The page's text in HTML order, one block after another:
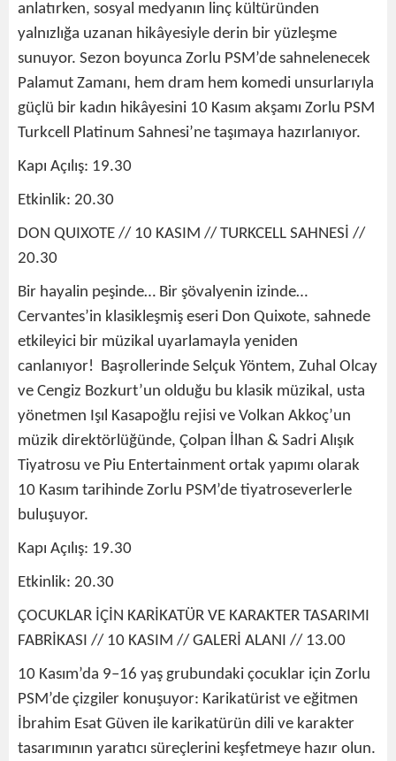
anlatırken, sosyal medyanın linç kültüründen
yalnızlığa uzanan hikâyesiyle derin bir yüzleşme
sunuyor. Sezon boyunca Zorlu PSM’de sahnelenecek
Palamut Zamanı, hem dram hem komedi unsurlarıyla
güçlü bir kadın hikâyesini 10 Kasım akşamı Zorlu PSM
Turkcell Platinum Sahnesi’ne taşımaya hazırlanıyor.
Kapı Açılış: 19.30
Etkinlik: 20.30
DON QUIXOTE // 10 KASIM // TURKCELL SAHNESİ //
20.30
Bir hayalin peşinde… Bir şövalyenin izinde…
Cervantes’in klasikleşmiş eseri Don Quixote, sahnede
etkileyici bir müzikal uyarlamayla yeniden
canlanıyor! Başrollerinde Selçuk Yöntem, Zuhal Olcay
ve Cengiz Bozkurt’un olduğu bu klasik müzikal, usta
yönetmen Işıl Kasapoğlu rejisi ve Volkan Akkoç’un
müzik direktörlüğünde, Çolpan İlhan & Sadri Alışık
Tiyatrosu ve Piu Entertainment ortak yapımı olarak
10 Kasım tarihinde Zorlu PSM’de tiyatroseverlerle
buluşuyor.
Kapı Açılış: 19.30
Etkinlik: 20.30
ÇOCUKLAR İÇİN KARİKATÜR VE KARAKTER TASARIMI
FABRİKASI // 10 KASIM // GALERİ ALANI // 13.00
10 Kasım’da 9–16 yaş grubundaki çocuklar için Zorlu
PSM’de çizgiler konuşuyor: Karikatürist ve eğitmen
İbrahim Esat Güven ile karikatürün dili ve karakter
tasarımının yaratıcı süreçlerini keşfetmeye hazır olun.